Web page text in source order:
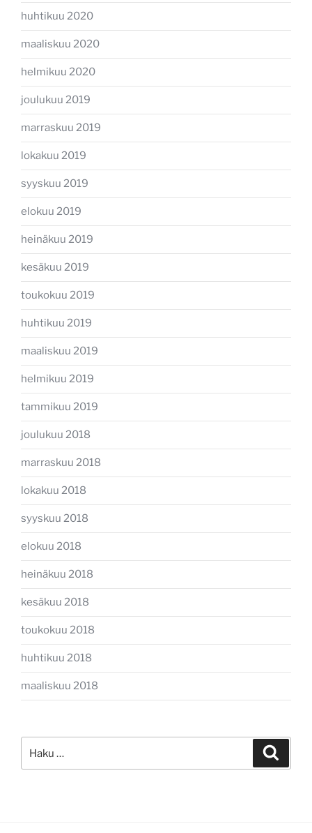
huhtikuu 2020
maaliskuu 2020
helmikuu 2020
joulukuu 2019
marraskuu 2019
lokakuu 2019
syyskuu 2019
elokuu 2019
heinäkuu 2019
kesäkuu 2019
toukokuu 2019
huhtikuu 2019
maaliskuu 2019
helmikuu 2019
tammikuu 2019
joulukuu 2018
marraskuu 2018
lokakuu 2018
syyskuu 2018
elokuu 2018
heinäkuu 2018
kesäkuu 2018
toukokuu 2018
huhtikuu 2018
maaliskuu 2018